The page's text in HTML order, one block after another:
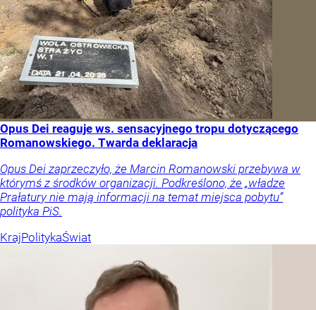
Opus Dei reaguje ws. sensacyjnego tropu dotyczącego
Romanowskiego. Twarda deklaracja
Opus Dei zaprzeczyło, że Marcin Romanowski przebywa w
którymś z środków organizacji. Podkreślono, że „władze
Prałatury nie mają informacji na temat miejsca pobytu”
polityka PiS.
KrajPolitykaŚwiat